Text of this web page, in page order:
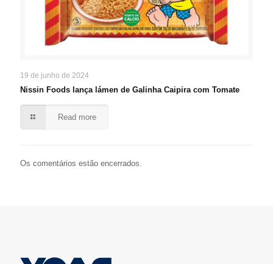
19 de junho de 2024
Nissin Foods lança lámen de Galinha Caipira com Tomate
Read more
Os comentários estão encerrados.